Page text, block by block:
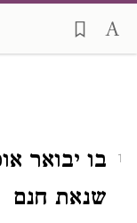
1
בו יבואר
שנאת חנם